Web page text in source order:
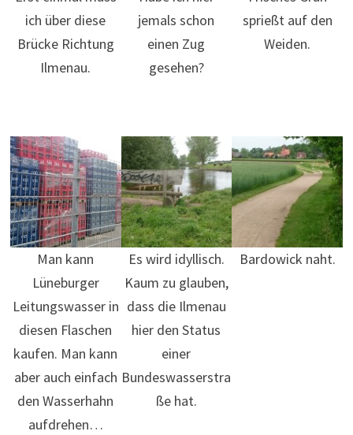
ich über diese
Brücke Richtung
Ilmenau.
jemals schon
einen Zug
gesehen?
sprießt auf den
Weiden.
Man kann
Lüneburger
Leitungswasser in
diesen Flaschen
kaufen. Man kann
aber auch einfach
den Wasserhahn
aufdrehen…
Es wird idyllisch.
Kaum zu glauben,
dass die Ilmenau
hier den Status
einer
Bundeswasserstra
ße hat.
Bardowick naht.